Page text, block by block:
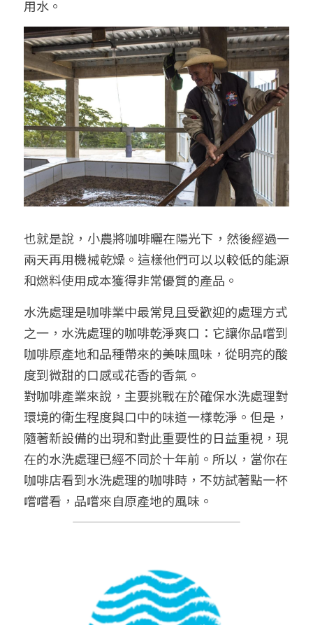
用水。
也就是說，小農將咖啡曬在陽光下，然後經過一
兩天再用機械乾燥。這樣他們可以以較低的能源
和燃料使用成本獲得非常優質的產品。
水洗處理是咖啡業中最常見且受歡迎的處理方式
之一，水洗處理的咖啡乾淨爽口：它讓你品嚐到
咖啡原產地和品種帶來的美味風味，從明亮的酸
度到微甜的口感或花香的香氣。
對咖啡產業來說，主要挑戰在於確保水洗處理對
環境的衛生程度與口中的味道一樣乾淨。但是，
隨著新設備的出現和對此重要性的日益重視，現
在的水洗處理已經不同於十年前。所以，當你在
咖啡店看到水洗處理的咖啡時，不妨試著點一杯
嚐嚐看，品嚐來自原產地的風味。